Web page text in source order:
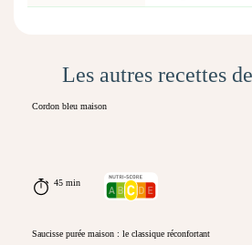
Les autres recettes
Cordon bleu maison
45 min
Saucisse purée maison : le classique réconfortant